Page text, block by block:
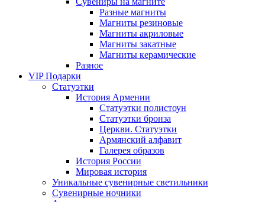
Разные магниты
Магниты резиновые
Магниты акриловые
Магниты закатные
Магниты керамические
Разное
VIP Подарки
Статуэтки
История Армении
Статуэтки полистоун
Статуэтки бронза
Церкви. Статуэтки
Армянский алфавит
Галерея образов
История России
Мировая история
Уникальные сувенирные светильники
Сувенирные ночники